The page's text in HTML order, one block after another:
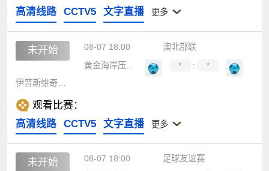
高清线路
CCTV5 文字直播 更多
未开始 08-07 18:00
澳北部联
黄金海岸压路机
* :
*
观看比赛：
高清线路
CCTV5 文字直播 更多
未开始 08-07 18:00
足球友谊赛